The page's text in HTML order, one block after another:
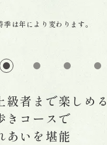
は年により変わります。
級者まで楽しめる
きコースで
あいを堪能